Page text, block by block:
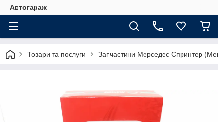
Автогараж
Товари та послуги Запчастини Мерседес Спринтер